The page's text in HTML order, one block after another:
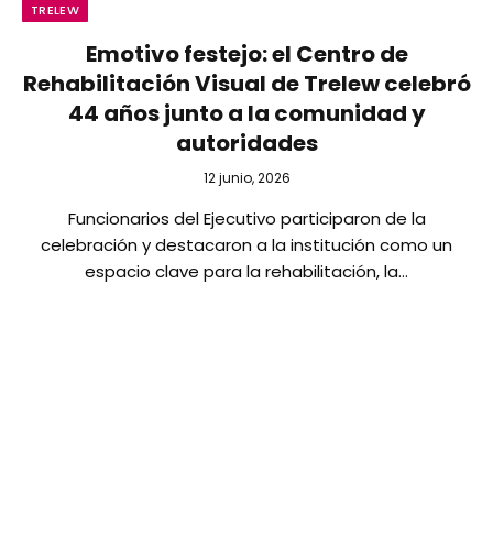
TRELEW
Emotivo festejo: el Centro de
Rehabilitación Visual de Trelew celebró
44 años junto a la comunidad y
autoridades
12 junio, 2026
Funcionarios del Ejecutivo participaron de la
celebración y destacaron a la institución como un
espacio clave para la rehabilitación, la…